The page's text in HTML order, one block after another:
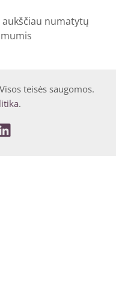
numatytų
teisės saugomos.
.